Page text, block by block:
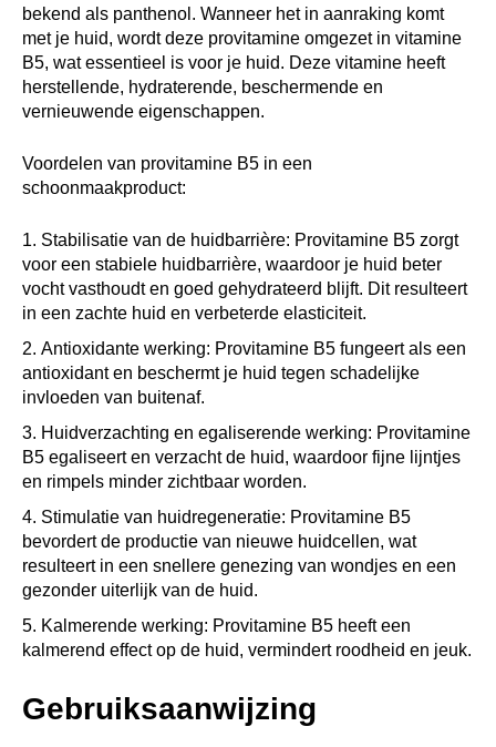
bekend als panthenol. Wanneer het in aanraking komt
met je huid, wordt deze provitamine omgezet in vitamine
B5, wat essentieel is voor je huid. Deze vitamine heeft
herstellende, hydraterende, beschermende en
vernieuwende eigenschappen.
Voordelen van provitamine B5 in een
schoonmaakproduct:
Stabilisatie van de huidbarrière: Provitamine B5 zorgt
voor een stabiele huidbarrière, waardoor je huid beter
vocht vasthoudt en goed gehydrateerd blijft. Dit resulteert
in een zachte huid en verbeterde elasticiteit.
Antioxidante werking: Provitamine B5 fungeert als een
antioxidant en beschermt je huid tegen schadelijke
invloeden van buitenaf.
Huidverzachting en egaliserende werking: Provitamine
B5 egaliseert en verzacht de huid, waardoor fijne lijntjes
en rimpels minder zichtbaar worden.
Stimulatie van huidregeneratie: Provitamine B5
bevordert de productie van nieuwe huidcellen, wat
resulteert in een snellere genezing van wondjes en een
gezonder uiterlijk van de huid.
Kalmerende werking: Provitamine B5 heeft een
kalmerend effect op de huid, vermindert roodheid en jeuk.
Gebruiksaanwijzing